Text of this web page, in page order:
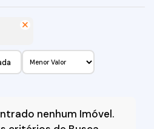
nenhum Imóvel.